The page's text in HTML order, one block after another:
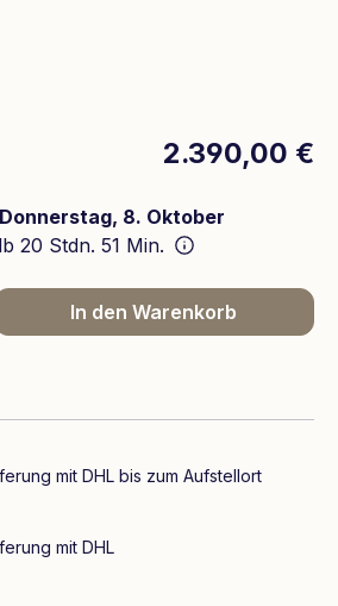
2.390,00 €
Donnerstag, 8. Oktober
20 Stdn. 51 Min.
Gib den gewünschten
In den Warenkorb
mit DHL bis zum Aufstellort
mit DHL